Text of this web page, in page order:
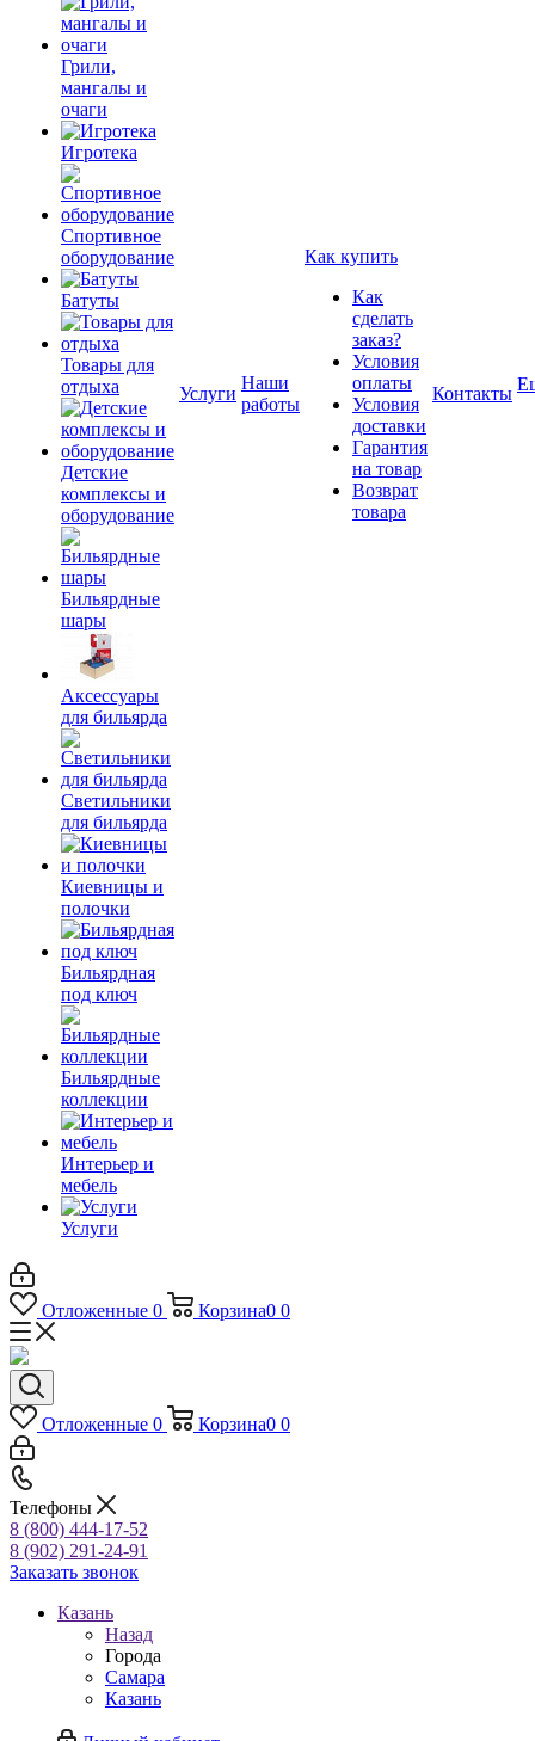
Грили,
мангалы и
очаги
Игротека
Спортивное
оборудование
Батуты
Товары для
отдыха
Детские
комплексы и
оборудование
Бильярдные
шары
Аксессуары
для бильярда
Светильники
для бильярда
Киевницы и
полочки
Бильярдная
под ключ
Бильярдные
коллекции
Интерьер и
мебель
Услуги
Услуги
Наши
работы
Как купить
Как
сделать
заказ?
Условия
оплаты
Условия
доставки
Гарантия
на товар
Возврат
товара
Контакты
Отложенные 0 Корзина0 0
Отложенные 0 Корзина0 0
Телефоны
8 (800) 444-17-52
8 (902) 291-24-91
Заказать звонок
Казань
Назад
Города
Самара
Казань